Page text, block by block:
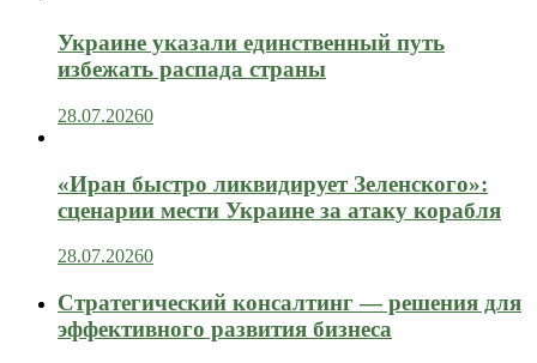
Украине указали единственный путь
избежать распада страны
28.07.20260
«Иран быстро ликвидирует Зеленского»:
сценарии мести Украине за атаку корабля
28.07.20260
Стратегический консалтинг — решения для
эффективного развития бизнеса